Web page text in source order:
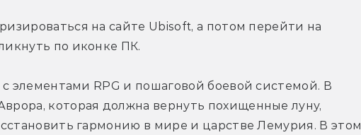
по иконке ПК.
элементами RPG и пошаговой боевой системой. В
которая должна вернуть похищенные луну,
гармонию в мире и царстве Лемурия. В этом